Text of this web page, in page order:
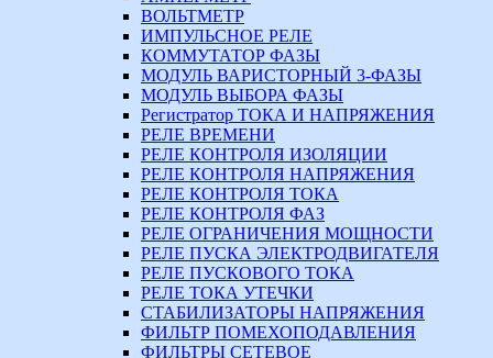
ВОЛЬТМЕТР
ИМПУЛЬСНОЕ РЕЛЕ
КОММУТАТОР ФАЗЫ
МОДУЛЬ ВАРИСТОРНЫЙ 3-ФАЗЫ
МОДУЛЬ ВЫБОРА ФАЗЫ
Регистратор ТОКА И НАПРЯЖЕНИЯ
РЕЛЕ ВРЕМЕНИ
РЕЛЕ КОНТРОЛЯ ИЗОЛЯЦИИ
РЕЛЕ КОНТРОЛЯ НАПРЯЖЕНИЯ
РЕЛЕ КОНТРОЛЯ ТОКА
РЕЛЕ КОНТРОЛЯ ФАЗ
РЕЛЕ ОГРАНИЧЕНИЯ МОЩНОСТИ
РЕЛЕ ПУСКА ЭЛЕКТРОДВИГАТЕЛЯ
РЕЛЕ ПУСКОВОГО ТОКА
РЕЛЕ ТОКА УТЕЧКИ
СТАБИЛИЗАТОРЫ НАПРЯЖЕНИЯ
ФИЛЬТР ПОМЕХОПОДАВЛЕНИЯ
ФИЛЬТРЫ СЕТЕВОЕ